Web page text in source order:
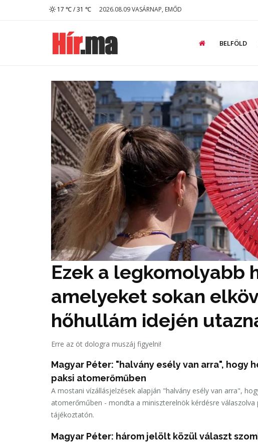
17 ℃ / 31 ℃ 2026.08.09 VASÁRNAP, EMŐD
BELFÖLD
Ezek a legkomolyabb
amelyeket sokan
hőhullám idején
Erre az öt dologra muszáj figyelni!
Magyar Péter: "halvány esély van arra",
paksi atomerőműben
A mostani vízállásjelzések alapján "halvány esély van arra",
atomerőműben - mondta a miniszterelnök kérdésre
tájékoztatón.
Magyar Péter: három jelölt közül választ